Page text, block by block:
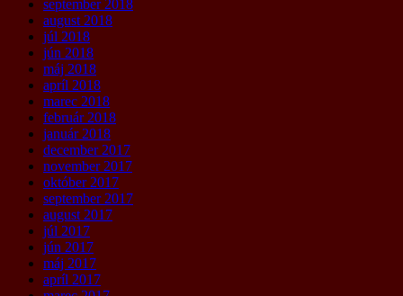
september 2018
august 2018
júl 2018
jún 2018
máj 2018
apríl 2018
marec 2018
február 2018
január 2018
december 2017
november 2017
október 2017
september 2017
august 2017
júl 2017
jún 2017
máj 2017
apríl 2017